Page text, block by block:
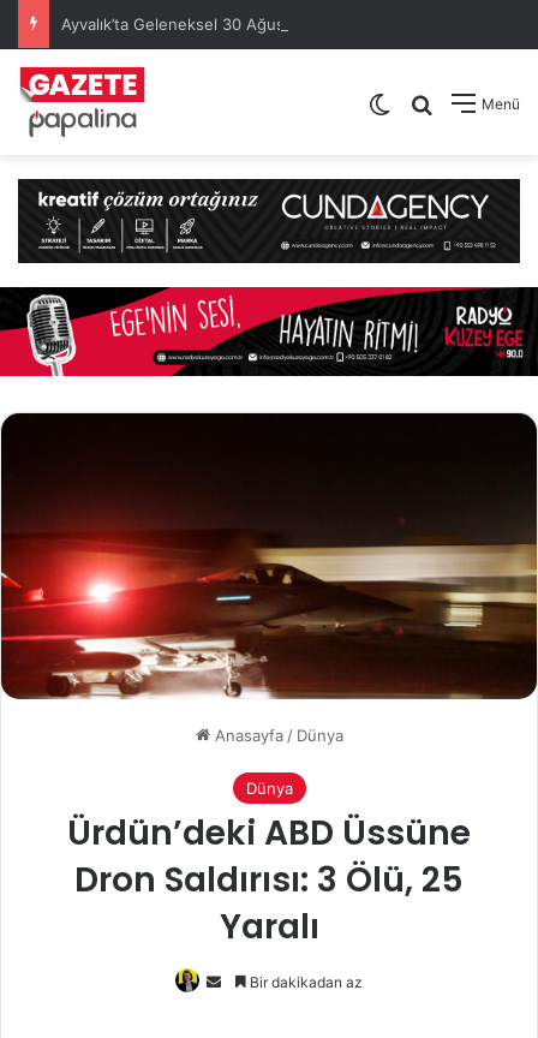
Menü
Arama yap
Dış görünümü
Anasayfa / Dünya
Dünya
Ürdün’deki ABD Üssüne
Dron Saldırısı: 3 Ölü, 25
Yaralı
Bir
Bir dakikadan az